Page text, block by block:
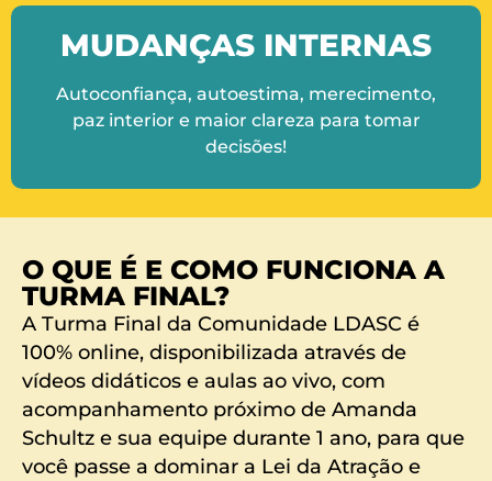
MUDANÇAS INTERNAS
Autoconfiança, autoestima, merecimento,
paz interior e maior clareza para tomar
decisões!
O QUE É E COMO FUNCIONA A
TURMA FINAL?
A Turma Final da Comunidade LDASC é
100% online, disponibilizada através de
vídeos didáticos e aulas ao vivo, com
acompanhamento próximo de Amanda
Schultz e sua equipe durante 1 ano, para que
você passe a dominar a Lei da Atração e